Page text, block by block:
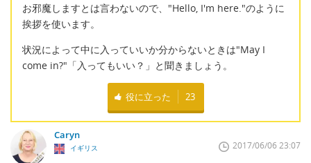
お邪魔しますとは言わないので、"Hello, I'm here."のように
挨拶を使います。
状況によって中に入っていいか分からないときは"May I
come in?"「入ってもいい？」と聞きましょう。
役に立った 23
Caryn
イギリス 2017/06/06 23:07